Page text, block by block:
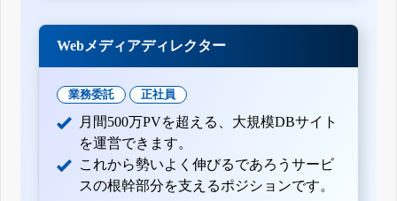
Webメディアディレクター
業務委託 正社員
月間500万PVを超える、大規模DBサイト
を運営できます。
これから勢いよく伸びるであろうサービ
スの根幹部分を支えるポジションです。